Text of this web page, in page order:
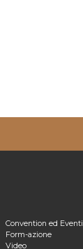
Convention ed Eventi
Form-azione
Video